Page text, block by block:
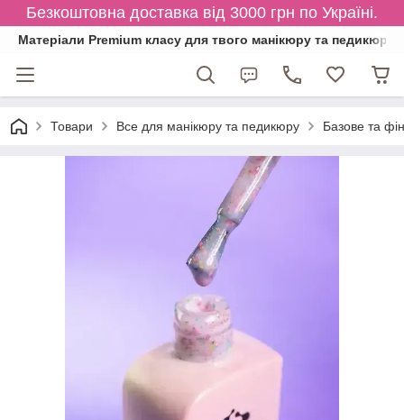
Безкоштовна доставка від 3000 грн по Україні.
Матеріали Premium класу для твого манікюру та педикюру
Товари Все для манікюру та педикюру Базове та